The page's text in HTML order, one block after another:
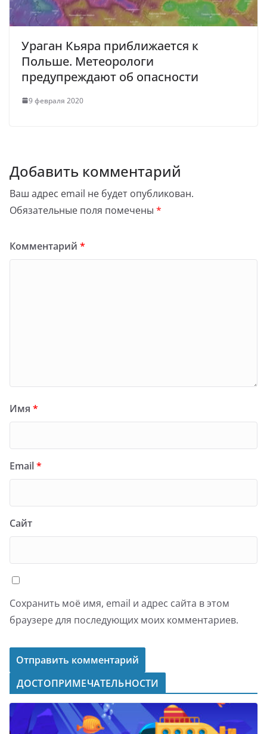
Ураган Кьяра приближается к
Польше. Метеорологи
предупреждают об опасности
9 февраля 2020
Добавить комментарий
Ваш адрес email не будет опубликован.
Обязательные поля помечены *
Комментарий *
Имя *
Email*
Сайт
Сохранить моё имя, email и адрес сайта в этом
браузере для последующих моих комментариев.
ДОСТОПРИМЕЧАТЕЛЬНОСТИ